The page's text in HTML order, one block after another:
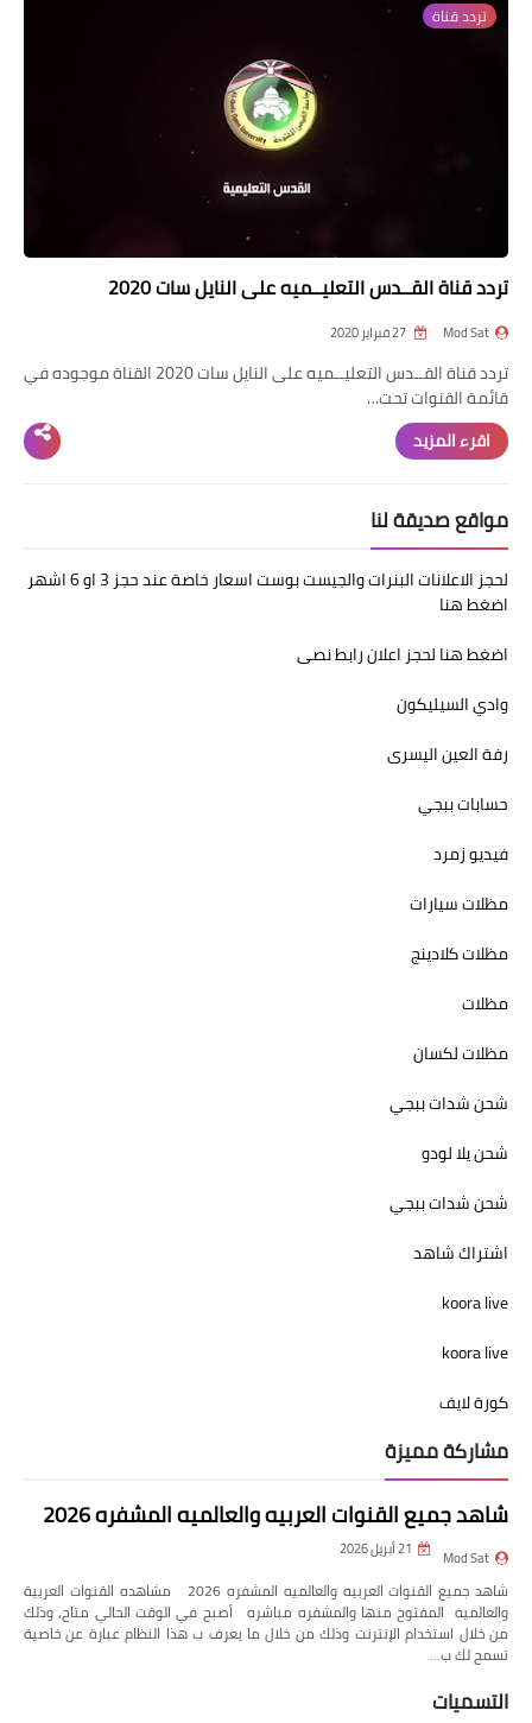
nilesat
iptv
تردد قناة
تردد قناة القــدس التعليــميه على النايل سات 2020
Mod Sat
تردد قناة القــدس التعليــميه على النايل سات 2020 القناة موجوده في
قائمة القنوات تحت…
اقرء المزيد
مواقع صديقة لنا
لحجز الاعلانات البنرات والجيست بوست اسعار خاصة عند حجز 3 او 6 اشهر
اضغط هنا
اضغط هنا لحجز اعلان رابط نصى
وادي السيليكون
رفة العين اليسرى
حسابات ببجي
فيديو زمرد
مظلات سيارات
مظلات كلادينج
مظلات
مظلات لكسان
شحن شدات ببجي
شحن يلا لودو
شحن شدات ببجي
اشتراك شاهد
koora live
koora live
كورة لايف
مشاركة مميزة
شاهد جميع القنوات العربيه والعالميه المشفره 2026
Mod Sat 21 أبريل 2026
شاهد جميع القنوات العربيه والعالميه المشفره 2026 مشاهده القنوات العربية
والعالميه المفتوح منها والمشفره مباشره أصبح في الوقت الحالي متاح، وذلك
من خلال استخدام الإنترنت وذلك من خلال ما يعرف ب هذا النظام عبارة عن خاصية
تسمح لك ب…
التسميات